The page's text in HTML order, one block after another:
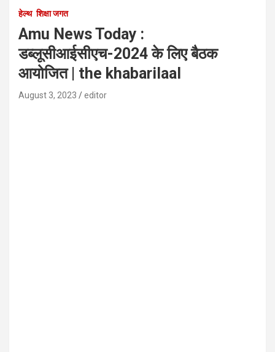
हेल्थ शिक्षा जगत
Amu News Today :
डब्लूसीआईसीएच-2024 के लिए बैठक
आयोजित | the khabarilaal
August 3, 2023 editor